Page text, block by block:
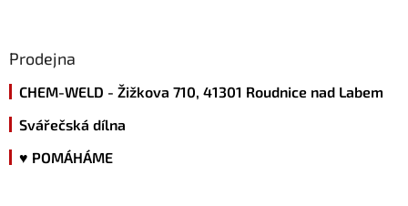
Prodejna
CHEM-WELD - Žižkova 710, 41301 Roudnice nad Labem
Svářečská dílna
♥ POMÁHÁME